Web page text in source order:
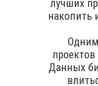
лучших
накопить
Данных